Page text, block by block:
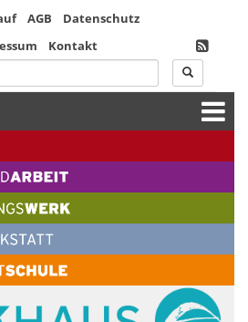
AGB
Datenschutz
Kontakt